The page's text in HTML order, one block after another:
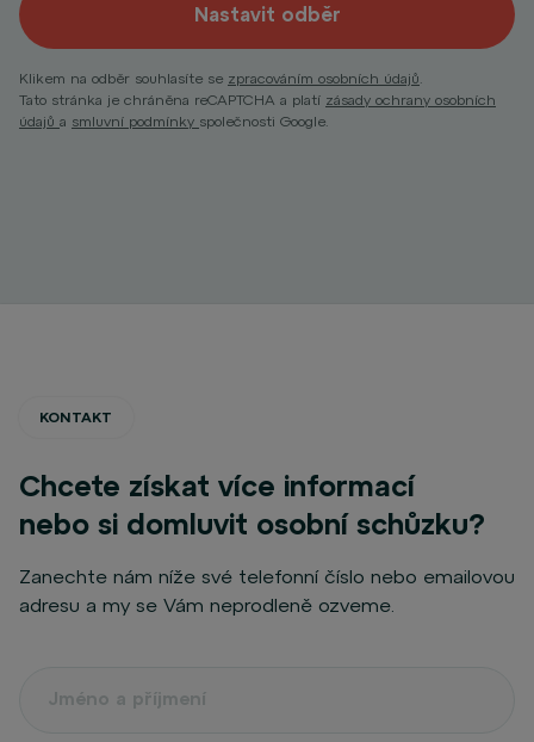
Nastavit odběr
Klikem na odběr souhlasíte se zpracováním osobních údajů.
Tato stránka je chráněna reCAPTCHA a platí zásady ochrany osobních
údajů a smluvní podmínky společnosti Google.
KONTAKT
Chcete získat více informací
nebo si domluvit osobní schůzku?
Zanechte nám níže své telefonní číslo nebo emailovou
adresu a my se Vám neprodleně ozveme.